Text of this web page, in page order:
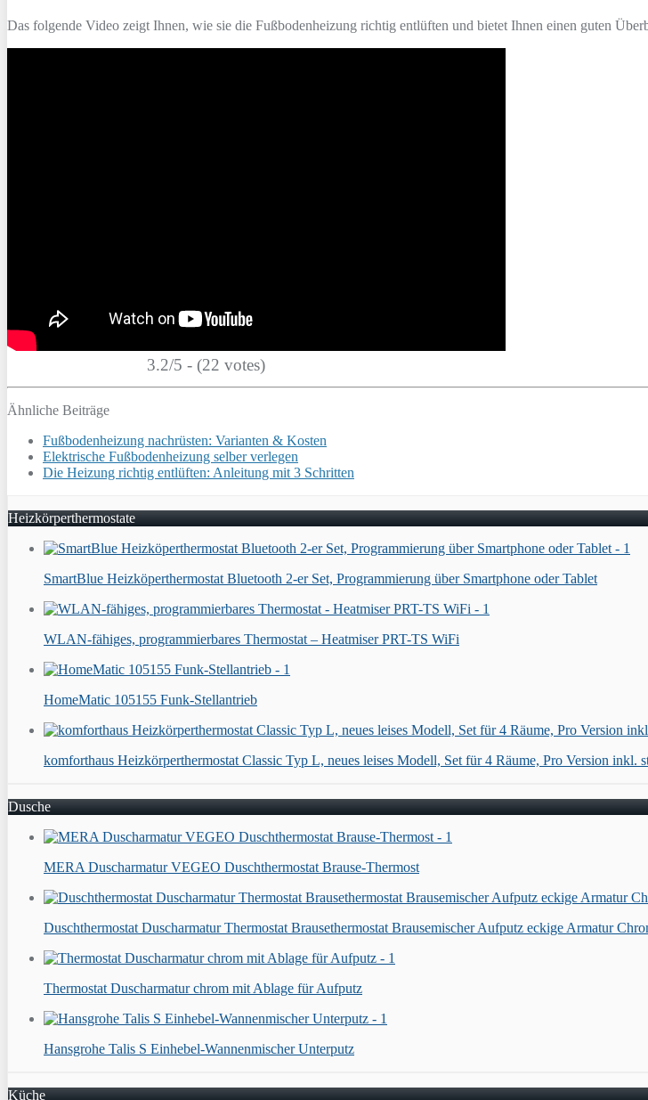
Das folgende Video zeigt Ihnen, wie sie die Fußbodenheizung richtig entlüften und bietet Ihnen einen guten
3.2/5 - (22 votes)
Ähnliche Beiträge
Fußbodenheizung nachrüsten: Varianten & Kosten
Elektrische Fußbodenheizung selber verlegen
Die Heizung richtig entlüften: Anleitung mit 3 Schritten
Heizkörperthermostate
SmartBlue Heizköperthermostat Bluetooth 2-er Set, Programmierung über Smartphone oder Tablet
WLAN-fähiges, programmierbares Thermostat – Heatmiser PRT-TS WiFi
HomeMatic 105155 Funk-Stellantrieb
komforthaus Heizkörperthermostat Classic Typ L, neues leises Modell, Set für 4 Räume, Pro Version inkl.
Dusche
MERA Duscharmatur VEGEO Duschthermostat Brause-Thermost
Duschthermostat Duscharmatur Thermostat Brausethermostat Brausemischer Aufputz eckige Armatur
Thermostat Duscharmatur chrom mit Ablage für Aufputz
Hansgrohe Talis S Einhebel-Wannenmischer Unterputz
Küche